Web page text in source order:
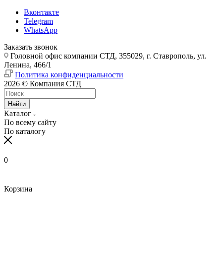
Вконтакте
Telegram
WhatsApp
Заказать звонок
Головной офис компании СТД, 355029, г. Ставрополь, ул.
Ленина, 466/1
Политика конфиденциальности
2026 © Компания СТД
Найти
Каталог
По всему сайту
По каталогу
0
Корзина